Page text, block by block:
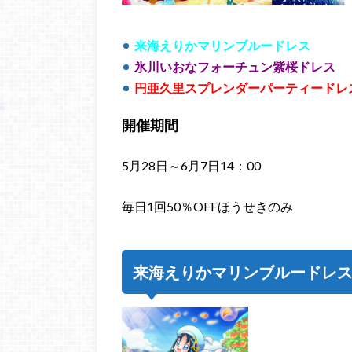
来海えりかマリンブルードレス
氷川いおなフォーチュン紫桜ドレス
円亜久里スプレンダーパーティードレ
開催期間
5月28日～6月7日14：00
毎日1回50％OFFほうせきのみ
来海えりかマリンブルードレス